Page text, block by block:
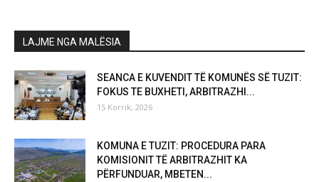
LAJME NGA MALËSIA
SEANCA E KUVENDIT TË KOMUNËS SË TUZIT:
FOKUS TE BUXHETI, ARBITRAZHI...
15 Korrik, 2026
KOMUNA E TUZIT: PROCEDURA PARA
KOMISIONIT TË ARBITRAZHIT KA
PËRFUNDUAR, MBETEN...